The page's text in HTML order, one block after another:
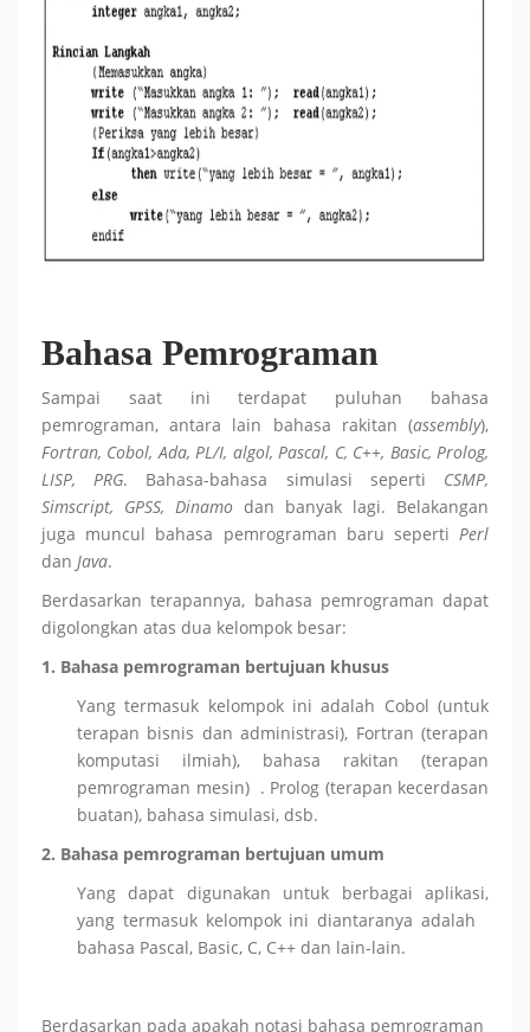
Bahasa Pemrograman
Sampai saat ini terdapat puluhan bahasa
pemrograman, antara lain bahasa rakitan (assembly),
Fortran, Cobol, Ada, PL/I, algol, Pascal, C, C++, Basic, Prolog,
LISP, PRG. Bahasa-bahasa simulasi seperti CSMP,
Simscript, GPSS, Dinamo dan banyak lagi. Belakangan
juga muncul bahasa pemrograman baru seperti Perl
dan Java.
Berdasarkan terapannya, bahasa pemrograman dapat
digolongkan atas dua kelompok besar:
1. Bahasa pemrograman bertujuan khusus
Yang termasuk kelompok ini adalah Cobol (untuk
terapan bisnis dan administrasi), Fortran (terapan
komputasi ilmiah), bahasa rakitan (terapan
pemrograman mesin) . Prolog (terapan kecerdasan
buatan), bahasa simulasi, dsb.
2. Bahasa pemrograman bertujuan umum
Yang dapat digunakan untuk berbagai aplikasi,
yang termasuk kelompok ini diantaranya adalah
bahasa Pascal, Basic, C, C++ dan lain-lain.
Berdasarkan pada apakah notasi bahasa pemrograman